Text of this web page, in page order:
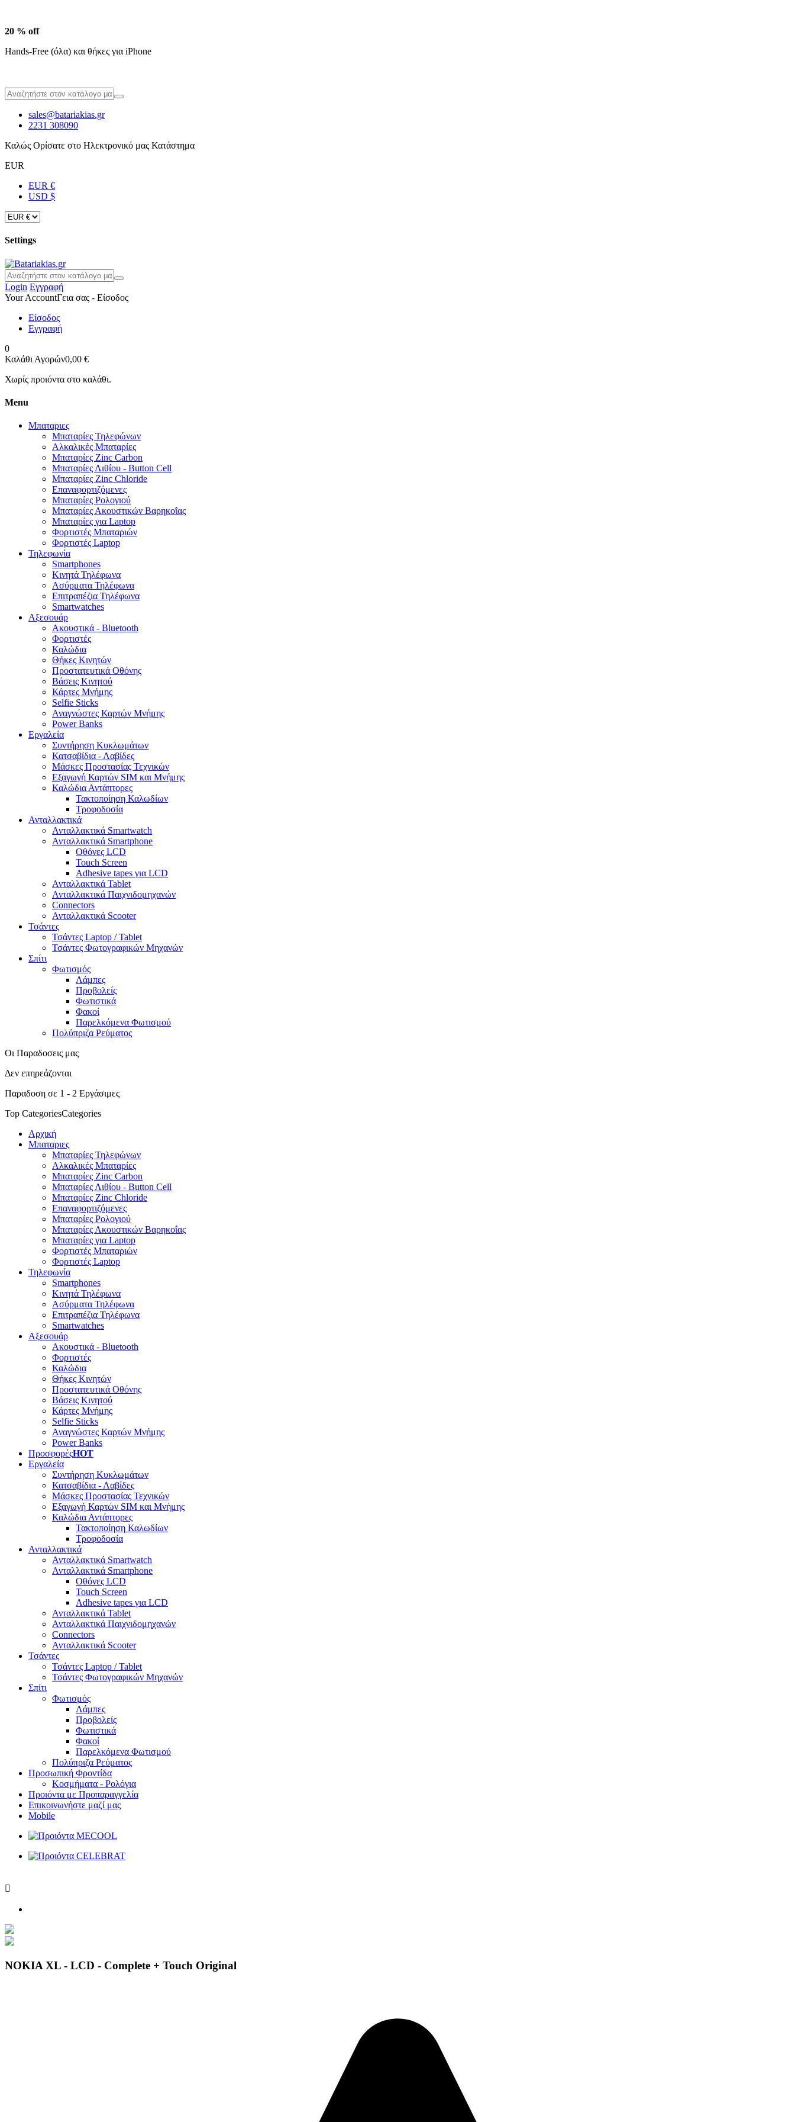
20 % off
Hands-Free (όλα) και θήκες για iPhone
sales@batariakias.gr
2231 308090
Καλώς Ορίσατε στο Ηλεκτρονικό μας Κατάστημα
EUR
EUR €
USD $
Settings
Login Εγγραφή
Your AccountΓεια σας - Είσοδος
Είσοδος
Εγγραφή
0
Καλάθι Αγορών0,00 €
Χωρίς προιόντα στο καλάθι.
Menu
Μπαταριες
Μπαταρίες Τηλεφώνων
Αλκαλικές Μπαταρίες
Μπαταρίες Zinc Carbon
Μπαταρίες Λιθίου - Button Cell
Μπαταρίες Zinc Chloride
Επαναφορτιζόμενες
Μπαταρίες Ρολογιού
Μπαταρίες Ακουστικών Βαρηκοΐας
Μπαταρίες για Laptop
Φορτιστές Μπαταριών
Φορτιστές Laptop
Τηλεφωνία
Smartphones
Κινητά Τηλέφωνα
Ασύρματα Τηλέφωνα
Επιτραπέζια Τηλέφωνα
Smartwatches
Αξεσουάρ
Ακουστικά - Bluetooth
Φορτιστές
Καλώδια
Θήκες Κινητών
Προστατευτικά Οθόνης
Βάσεις Κινητού
Κάρτες Μνήμης
Selfie Sticks
Αναγνώστες Καρτών Μνήμης
Power Banks
Εργαλεία
Συντήρηση Κυκλωμάτων
Κατσαβίδια - Λαβίδες
Μάσκες Προστασίας Τεχνικών
Εξαγωγή Καρτών SIM και Μνήμης
Καλώδια Αντάπτορες
Τακτοποίηση Καλωδίων
Τροφοδοσία
Ανταλλακτικά
Ανταλλακτικά Smartwatch
Ανταλλακτικά Smartphone
Οθόνες LCD
Touch Screen
Adhesive tapes για LCD
Ανταλλακτικά Tablet
Ανταλλακτικά Παιχνιδομηχανών
Connectors
Ανταλλακτικά Scooter
Τσάντες
Τσάντες Laptop / Tablet
Τσάντες Φωτoγραφικών Μηχανών
Σπίτι
Φωτισμός
Λάμπες
Προβολείς
Φωτιστικά
Φακοί
Παρελκόμενα Φωτισμού
Πολύπριζα Ρεύματος
Οι Παραδοσεις μας
Δεν επηρεάζονται
Παραδοση σε 1 - 2 Εργάσιμες
Top CategoriesCategories
Αρχική
Μπαταριες
Μπαταρίες Τηλεφώνων
Αλκαλικές Μπαταρίες
Μπαταρίες Zinc Carbon
Μπαταρίες Λιθίου - Button Cell
Μπαταρίες Zinc Chloride
Επαναφορτιζόμενες
Μπαταρίες Ρολογιού
Μπαταρίες Ακουστικών Βαρηκοΐας
Μπαταρίες για Laptop
Φορτιστές Μπαταριών
Φορτιστές Laptop
Τηλεφωνία
Smartphones
Κινητά Τηλέφωνα
Ασύρματα Τηλέφωνα
Επιτραπέζια Τηλέφωνα
Smartwatches
Αξεσουάρ
Ακουστικά - Bluetooth
Φορτιστές
Καλώδια
Θήκες Κινητών
Προστατευτικά Οθόνης
Βάσεις Κινητού
Κάρτες Μνήμης
Selfie Sticks
Αναγνώστες Καρτών Μνήμης
Power Banks
ΠροσφορέςHOT
Εργαλεία
Συντήρηση Κυκλωμάτων
Κατσαβίδια - Λαβίδες
Μάσκες Προστασίας Τεχνικών
Εξαγωγή Καρτών SIM και Μνήμης
Καλώδια Αντάπτορες
Τακτοποίηση Καλωδίων
Τροφοδοσία
Ανταλλακτικά
Ανταλλακτικά Smartwatch
Ανταλλακτικά Smartphone
Οθόνες LCD
Touch Screen
Adhesive tapes για LCD
Ανταλλακτικά Tablet
Ανταλλακτικά Παιχνιδομηχανών
Connectors
Ανταλλακτικά Scooter
Τσάντες
Τσάντες Laptop / Tablet
Τσάντες Φωτoγραφικών Μηχανών
Σπίτι
Φωτισμός
Λάμπες
Προβολείς
Φωτιστικά
Φακοί
Παρελκόμενα Φωτισμού
Πολύπριζα Ρεύματος
Προσωπική Φροντίδα
Κοσμήματα - Ρολόγια
Προιόντα με Προπαραγγελία
Επικοινωνήστε μαζί μας
Mobile

NOKIA XL - LCD - Complete + Touch Original